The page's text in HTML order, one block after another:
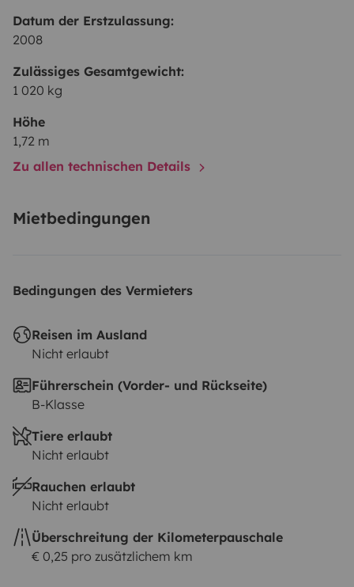
Datum der Erstzulassung:
2008
Zulässiges Gesamtgewicht:
1 020 kg
Höhe
1,72 m
Zu allen technischen Details
Mietbedingungen
Bedingungen des Vermieters
Reisen im Ausland
Nicht erlaubt
Führerschein (Vorder- und Rückseite)
B-Klasse
Tiere erlaubt
Nicht erlaubt
Rauchen erlaubt
Nicht erlaubt
Überschreitung der Kilometerpauschale
€ 0,25 pro zusätzlichem km